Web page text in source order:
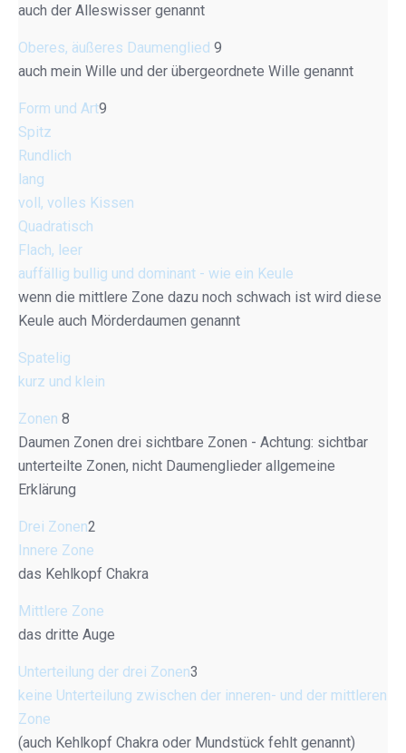
auch der Alleswisser genannt
Oberes, äußeres Daumenglied 9
auch mein Wille und der übergeordnete Wille genannt
Form und Art9
Spitz
Rundlich
lang
voll, volles Kissen
Quadratisch
Flach, leer
auffällig bullig und dominant - wie ein Keule
wenn die mittlere Zone dazu noch schwach ist wird diese
Keule auch Mörderdaumen genannt
Spatelig
kurz und klein
Zonen 8
Daumen Zonen drei sichtbare Zonen - Achtung: sichtbar
unterteilte Zonen, nicht Daumenglieder allgemeine
Erklärung
Drei Zonen2
Innere Zone
das Kehlkopf Chakra
Mittlere Zone
das dritte Auge
Unterteilung der drei Zonen3
keine Unterteilung zwischen der inneren- und der mittleren
Zone
(auch Kehlkopf Chakra oder Mundstück fehlt genannt)